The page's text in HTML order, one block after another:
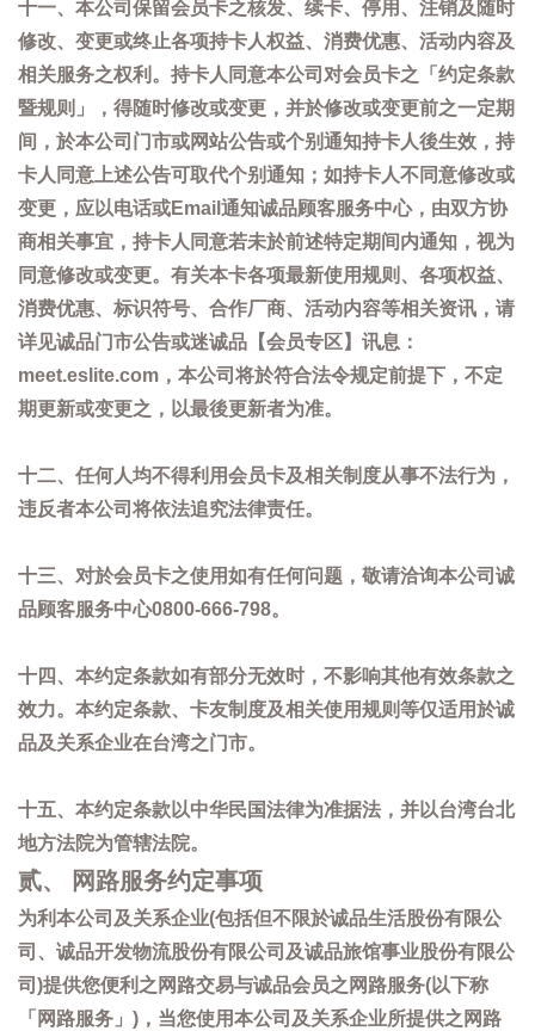
十一、本公司保留会员卡之核发、续卡、停用、注销及随时
修改、变更或终止各项持卡人权益、消费优惠、活动内容及
相关服务之权利。持卡人同意本公司对会员卡之「约定条款
暨规则」，得随时修改或变更，并於修改或变更前之一定期
间，於本公司门市或网站公告或个别通知持卡人後生效，持
卡人同意上述公告可取代个别通知；如持卡人不同意修改或
变更，应以电话或Email通知诚品顾客服务中心，由双方协
商相关事宜，持卡人同意若未於前述特定期间内通知，视为
同意修改或变更。有关本卡各项最新使用规则、各项权益、
消费优惠、标识符号、合作厂商、活动内容等相关资讯，请
详见诚品门市公告或迷诚品【会员专区】讯息：
meet.eslite.com，本公司将於符合法令规定前提下，不定
期更新或变更之，以最後更新者为准。
十二、任何人均不得利用会员卡及相关制度从事不法行为，
违反者本公司将依法追究法律责任。
十三、对於会员卡之使用如有任何问题，敬请洽询本公司诚
品顾客服务中心0800-666-798。
十四、本约定条款如有部分无效时，不影响其他有效条款之
效力。本约定条款、卡友制度及相关使用规则等仅适用於诚
品及关系企业在台湾之门市。
十五、本约定条款以中华民国法律为准据法，并以台湾台北
地方法院为管辖法院。
贰、 网路服务约定事项
为利本公司及关系企业(包括但不限於诚品生活股份有限公
司、诚品开发物流股份有限公司及诚品旅馆事业股份有限公
司)提供您便利之网路交易与诚品会员之网路服务(以下称
「网路服务」)，当您使用本公司及关系企业所提供之网路